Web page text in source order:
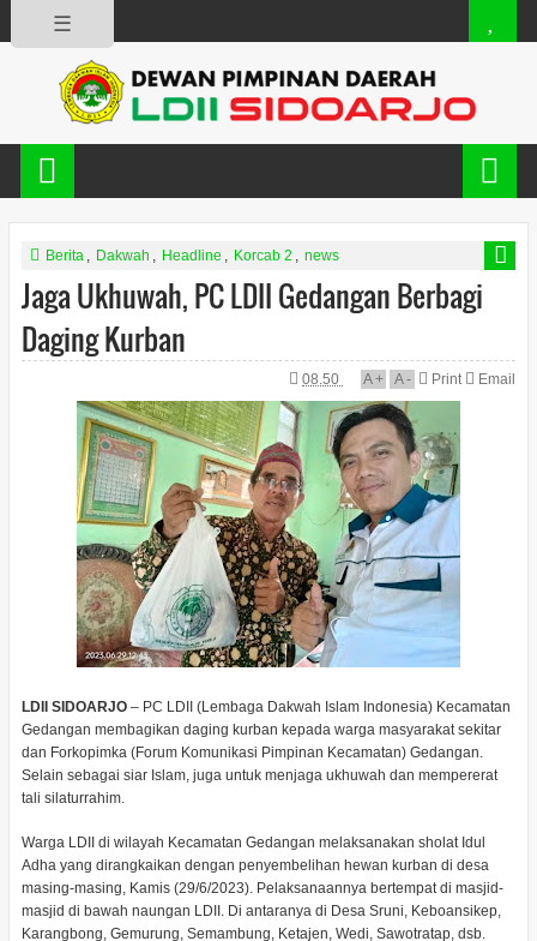
☰
Berita , Dakwah , Headline , Korcab 2 , news
Jaga Ukhuwah, PC LDII Gedangan Berbagi
Daging Kurban
08.50 A+ A- Print Email
LDII SIDOARJO – PC LDII (Lembaga Dakwah Islam Indonesia) Kecamatan
Gedangan membagikan daging kurban kepada warga masyarakat sekitar
dan Forkopimka (Forum Komunikasi Pimpinan Kecamatan) Gedangan.
Selain sebagai siar Islam, juga untuk menjaga ukhuwah dan mempererat
tali silaturrahim.
Warga LDII di wilayah Kecamatan Gedangan melaksanakan sholat Idul
Adha yang dirangkaikan dengan penyembelihan hewan kurban di desa
masing-masing, Kamis (29/6/2023). Pelaksanaannya bertempat di masjid-
masjid di bawah naungan LDII. Di antaranya di Desa Sruni, Keboansikep,
Karangbong, Gemurung, Semambung, Ketajen, Wedi, Sawotratap, dsb.